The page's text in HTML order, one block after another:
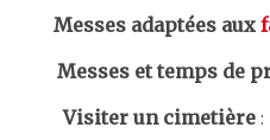
Messes adaptées aux
Messes et temps de
Visiter un cimetière: